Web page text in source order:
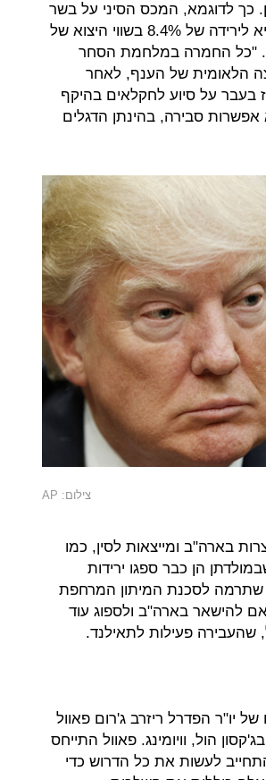
כך לדוגמא, המכס הסיני על בשר
חזיר מתוצרת ארה"ב, שעמד עד כה על 62%, הביא לירידה של 8.4% בשווי היצוא של
ענף זה מארה"ב בשנה שהסתיימה באפריל 2019. "כל החמרה במלחמת הסחר
הלאומית של הענף, לאחר
על סיוע לחקלאים בהיקף
אפשרות סבירה, בהינתן הדגלים
צילום: AP
בארה"ב ומייצאות לסין, כמו
הן כבר ספגו ירידות
שתרמה לסכנת המיתון המרחפת
להישאר בארה"ב ולספוג עוד
שהעבירה פעילות לתאילנד.
יו"ר הפדרל ריזרב ג'רום פאוול
הול, וויומינג. פאוול התייחס
לעשות את כל הדרוש כדי